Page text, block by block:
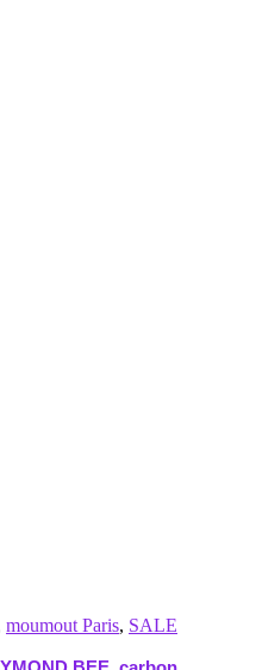
moumout Paris, SALE